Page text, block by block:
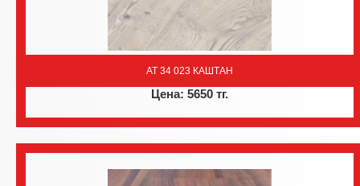
AT 34 023 КАШТАН
Цена: 5650 тг.